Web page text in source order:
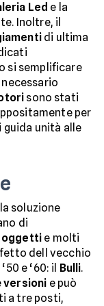
Led e la
Inoltre, il
di ultima
si semplificare
sono stati
per
guida unità alle
soluzione
di
oggetti e molti
dell vecchio
e ‘60: il Bulli.
versioni e può
a tre posti,